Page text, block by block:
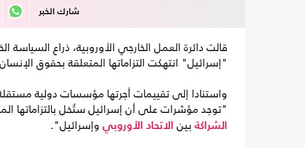
شارك الخبر
قالت دائرة العمل الخارجي الأوروبية، ذراع السياسة
"إسرائيل" انتهكت التزاماتها المتعلقة بحقوق
واستنادا إلى تقييمات أجرتها مؤسسات دولية
"توجد مؤشرات على أن إسرائيل ستُخل بالتزاماتها
الشراكة بين الاتحاد الأوروبي وإسرائيل".